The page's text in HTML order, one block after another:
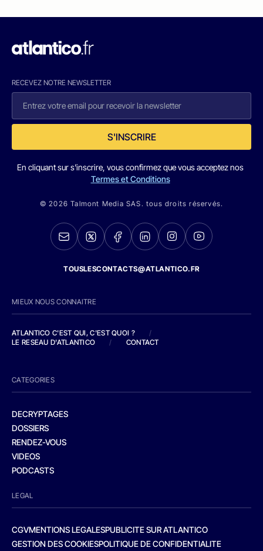
RECEVEZ NOTRE NEWSLETTER
S'INSCRIRE
En cliquant sur s'inscrire, vous confirmez que vous acceptez nos
Termes et Conditions
© 2026 Talmont Media SAS. tous droits réservés.
TOUSLESCONTACTS@ATLANTICO.FR
MIEUX NOUS CONNAITRE
ATLANTICO C'EST QUI, C'EST QUOI ?
/
LE RESEAU D'ATLANTICO
/ CONTACT
CATEGORIES
DECRYPTAGES
DOSSIERS
RENDEZ-VOUS
VIDEOS
PODCASTS
LEGAL
CGVMENTIONS LEGALESPUBLICITE SUR ATLANTICO
GESTION DES COOKIESPOLITIQUE DE CONFIDENTIALITE